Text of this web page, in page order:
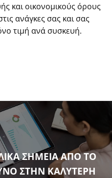
και οικονομικούς όρους
ανάγκες σας και σας
τιμή ανά συσκευή.
ΣΗΜΕΙΑ ΑΠΟ ΤΟ
ΣΤΗΝ ΚΑΛΥΤΕΡΗ